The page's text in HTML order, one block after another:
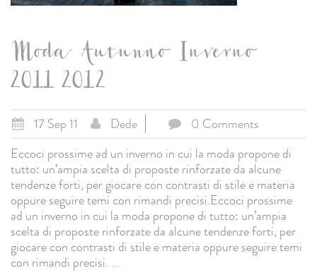
Moda Autunno Inverno
2011 2012
17 Sep 11 Dede
0 Comments
Eccoci prossime ad un inverno in cui la moda propone di
tutto: un’ampia scelta di proposte rinforzate da alcune
tendenze forti, per giocare con contrasti di stile e materia
oppure seguire temi con rimandi precisi.Eccoci prossime
ad un inverno in cui la moda propone di tutto: un’ampia
scelta di proposte rinforzate da alcune tendenze forti, per
giocare con contrasti di stile e materia oppure seguire temi
con rimandi precisi. ...